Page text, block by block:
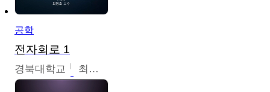
공학
전자회로 1
경북대학교 최병조